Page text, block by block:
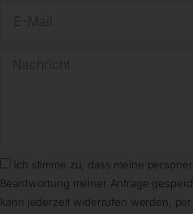
Ich stimme zu, dass meine
Beantwortung meiner Anfrage
kann jederzeit widerrufen werden, per